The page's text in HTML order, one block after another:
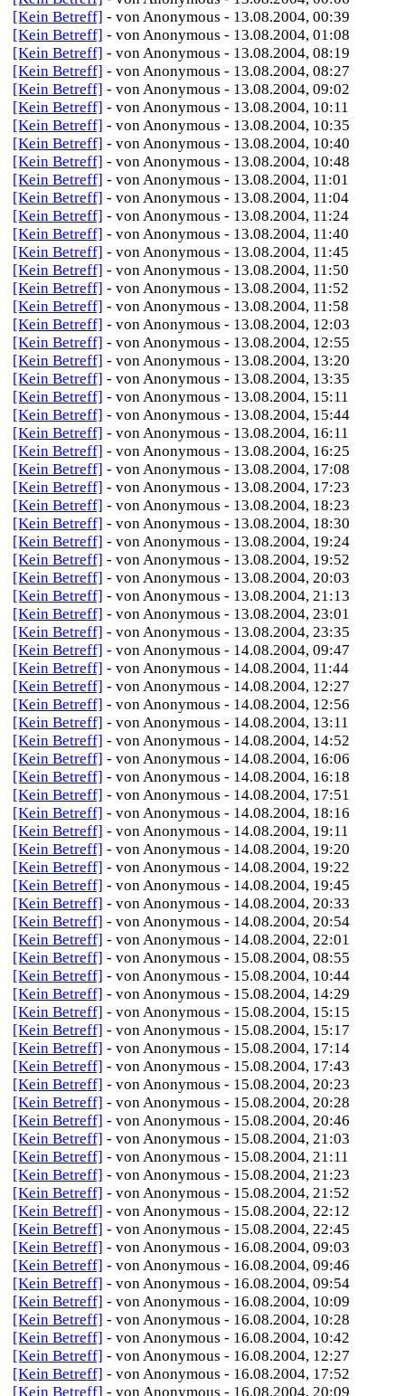
[Kein Betreff] - von Anonymous - 13.08.2004, 00:39
[Kein Betreff] - von Anonymous - 13.08.2004, 01:08
[Kein Betreff] - von Anonymous - 13.08.2004, 08:19
[Kein Betreff] - von Anonymous - 13.08.2004, 08:27
[Kein Betreff] - von Anonymous - 13.08.2004, 09:02
[Kein Betreff] - von Anonymous - 13.08.2004, 10:11
[Kein Betreff] - von Anonymous - 13.08.2004, 10:35
[Kein Betreff] - von Anonymous - 13.08.2004, 10:40
[Kein Betreff] - von Anonymous - 13.08.2004, 10:48
[Kein Betreff] - von Anonymous - 13.08.2004, 11:01
[Kein Betreff] - von Anonymous - 13.08.2004, 11:04
[Kein Betreff] - von Anonymous - 13.08.2004, 11:24
[Kein Betreff] - von Anonymous - 13.08.2004, 11:40
[Kein Betreff] - von Anonymous - 13.08.2004, 11:45
[Kein Betreff] - von Anonymous - 13.08.2004, 11:50
[Kein Betreff] - von Anonymous - 13.08.2004, 11:52
[Kein Betreff] - von Anonymous - 13.08.2004, 11:58
[Kein Betreff] - von Anonymous - 13.08.2004, 12:03
[Kein Betreff] - von Anonymous - 13.08.2004, 12:55
[Kein Betreff] - von Anonymous - 13.08.2004, 13:20
[Kein Betreff] - von Anonymous - 13.08.2004, 13:35
[Kein Betreff] - von Anonymous - 13.08.2004, 15:11
[Kein Betreff] - von Anonymous - 13.08.2004, 15:44
[Kein Betreff] - von Anonymous - 13.08.2004, 16:11
[Kein Betreff] - von Anonymous - 13.08.2004, 16:25
[Kein Betreff] - von Anonymous - 13.08.2004, 17:08
[Kein Betreff] - von Anonymous - 13.08.2004, 17:23
[Kein Betreff] - von Anonymous - 13.08.2004, 18:23
[Kein Betreff] - von Anonymous - 13.08.2004, 18:30
[Kein Betreff] - von Anonymous - 13.08.2004, 19:24
[Kein Betreff] - von Anonymous - 13.08.2004, 19:52
[Kein Betreff] - von Anonymous - 13.08.2004, 20:03
[Kein Betreff] - von Anonymous - 13.08.2004, 21:13
[Kein Betreff] - von Anonymous - 13.08.2004, 23:01
[Kein Betreff] - von Anonymous - 13.08.2004, 23:35
[Kein Betreff] - von Anonymous - 14.08.2004, 09:47
[Kein Betreff] - von Anonymous - 14.08.2004, 11:44
[Kein Betreff] - von Anonymous - 14.08.2004, 12:27
[Kein Betreff] - von Anonymous - 14.08.2004, 12:56
[Kein Betreff] - von Anonymous - 14.08.2004, 13:11
[Kein Betreff] - von Anonymous - 14.08.2004, 14:52
[Kein Betreff] - von Anonymous - 14.08.2004, 16:06
[Kein Betreff] - von Anonymous - 14.08.2004, 16:18
[Kein Betreff] - von Anonymous - 14.08.2004, 17:51
[Kein Betreff] - von Anonymous - 14.08.2004, 18:16
[Kein Betreff] - von Anonymous - 14.08.2004, 19:11
[Kein Betreff] - von Anonymous - 14.08.2004, 19:20
[Kein Betreff] - von Anonymous - 14.08.2004, 19:22
[Kein Betreff] - von Anonymous - 14.08.2004, 19:45
[Kein Betreff] - von Anonymous - 14.08.2004, 20:33
[Kein Betreff] - von Anonymous - 14.08.2004, 20:54
[Kein Betreff] - von Anonymous - 14.08.2004, 22:01
[Kein Betreff] - von Anonymous - 15.08.2004, 08:55
[Kein Betreff] - von Anonymous - 15.08.2004, 10:44
[Kein Betreff] - von Anonymous - 15.08.2004, 14:29
[Kein Betreff] - von Anonymous - 15.08.2004, 15:15
[Kein Betreff] - von Anonymous - 15.08.2004, 15:17
[Kein Betreff] - von Anonymous - 15.08.2004, 17:14
[Kein Betreff] - von Anonymous - 15.08.2004, 17:43
[Kein Betreff] - von Anonymous - 15.08.2004, 20:23
[Kein Betreff] - von Anonymous - 15.08.2004, 20:28
[Kein Betreff] - von Anonymous - 15.08.2004, 20:46
[Kein Betreff] - von Anonymous - 15.08.2004, 21:03
[Kein Betreff] - von Anonymous - 15.08.2004, 21:11
[Kein Betreff] - von Anonymous - 15.08.2004, 21:23
[Kein Betreff] - von Anonymous - 15.08.2004, 21:52
[Kein Betreff] - von Anonymous - 15.08.2004, 22:12
[Kein Betreff] - von Anonymous - 15.08.2004, 22:45
[Kein Betreff] - von Anonymous - 16.08.2004, 09:03
[Kein Betreff] - von Anonymous - 16.08.2004, 09:46
[Kein Betreff] - von Anonymous - 16.08.2004, 09:54
[Kein Betreff] - von Anonymous - 16.08.2004, 10:09
[Kein Betreff] - von Anonymous - 16.08.2004, 10:28
[Kein Betreff] - von Anonymous - 16.08.2004, 10:42
[Kein Betreff] - von Anonymous - 16.08.2004, 12:27
[Kein Betreff] - von Anonymous - 16.08.2004, 17:52
[Kein Betreff] - von Anonymous - 16.08.2004, 20:09